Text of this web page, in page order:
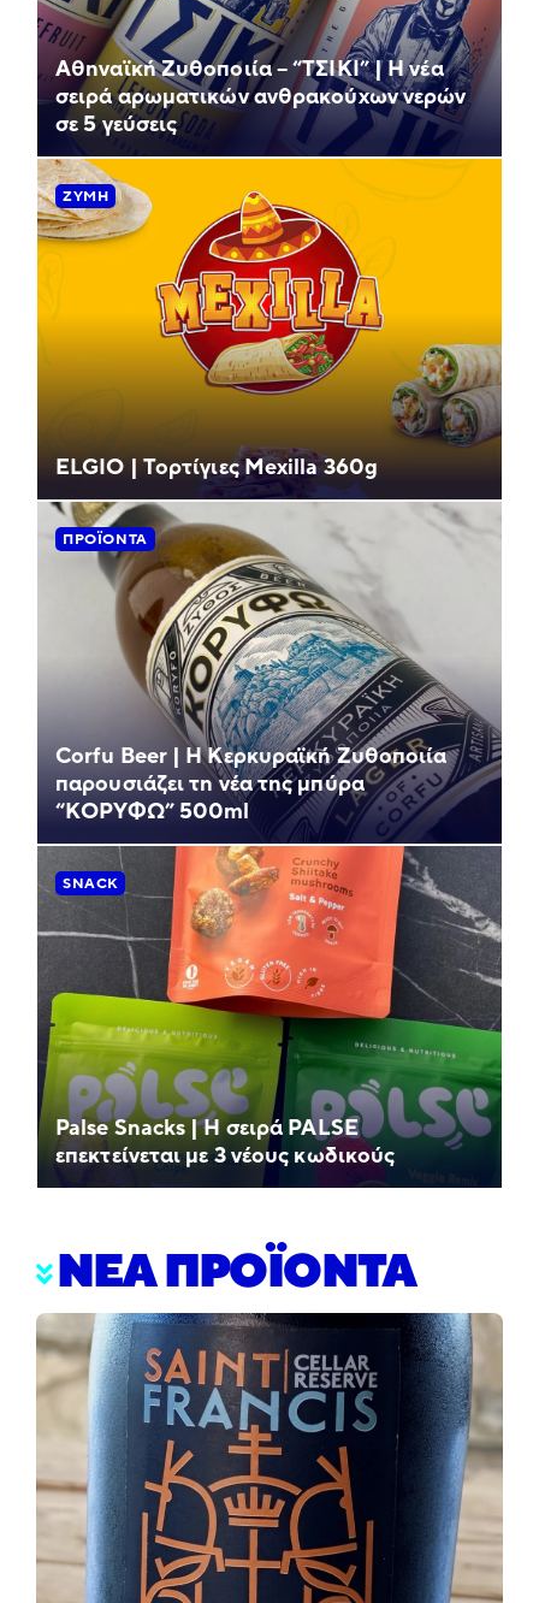
Αθηναϊκή Ζυθοποιία – “ΤΣΙΚΙ” | Η νέα
σειρά αρωματικών ανθρακούχων νερών
σε 5 γεύσεις
ΖΎΜΗ
ELGIO | Τορτίγιες Mexilla 360g
ΠΡΟΪΌΝΤΑ
Corfu Beer | Η Κερκυραϊκή Ζυθοποιία
παρουσιάζει τη νέα της μπύρα
“ΚΟΡΥΦΩ” 500ml
SNACK
Palse Snacks | Η σειρά PALSE
επεκτείνεται με 3 νέους κωδικούς
ΝΕΑ ΠΡΟΪΟΝΤΑ